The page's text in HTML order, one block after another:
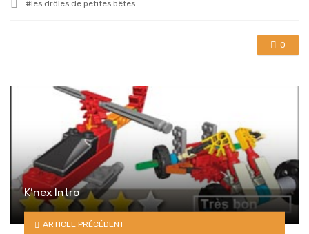
les drôles de petites bêtes
0
K’nex Intro
ARTICLE PRÉCÉDENT